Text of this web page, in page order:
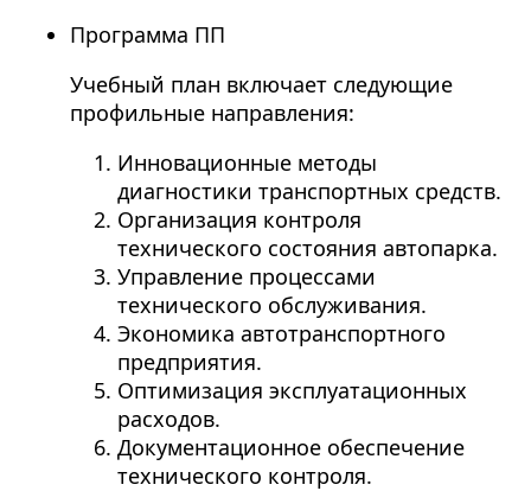
Программа ПП
Учебный план включает следующие
профильные направления:
Инновационные методы
диагностики транспортных средств.
Организация контроля
технического состояния автопарка.
Управление процессами
технического обслуживания.
Экономика автотранспортного
предприятия.
Оптимизация эксплуатационных
расходов.
Документационное обеспечение
технического контроля.